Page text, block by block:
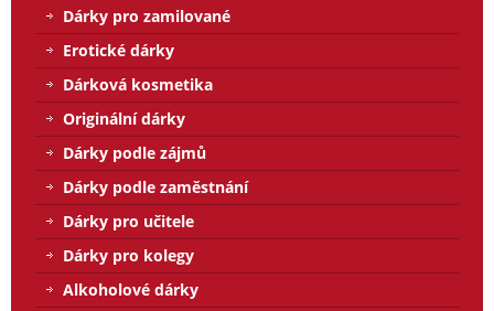
Dárky pro zamilované
Erotické dárky
Dárková kosmetika
Originální dárky
Dárky podle zájmů
Dárky podle zaměstnání
Dárky pro učitele
Dárky pro kolegy
Alkoholové dárky